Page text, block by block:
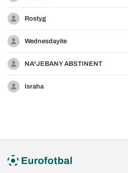
Rostyg
Wednesdayite
NA*JEBANY ABSTINENT
Israha